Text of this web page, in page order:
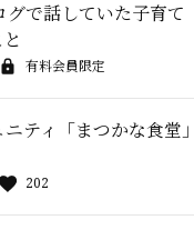
で話していた子育て
有料会員限定
ティ「まつかな食堂」
202